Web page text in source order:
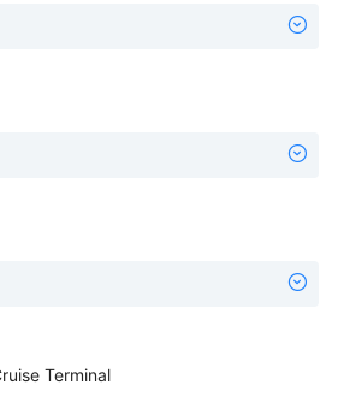
Terminal